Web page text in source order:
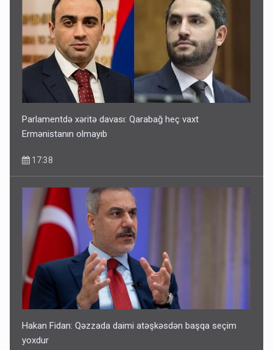
Parlamentdə xəritə davası: Qarabağ heç vaxt
Ermənistanın olmayıb
17:38
Hakan Fidan: Qəzzada daimi atəşkəsdən başqa seçim
yoxdur